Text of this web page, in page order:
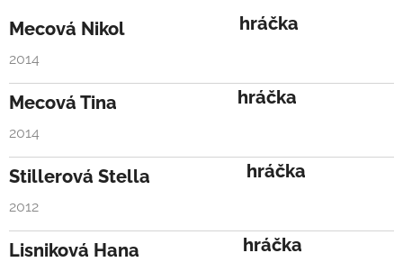
Mecová Nikol
2014
hráčka
Mecová Tina
2014
hráčka
Stillerová Stella
2012
hráčka
Lisniková Hana hráčka